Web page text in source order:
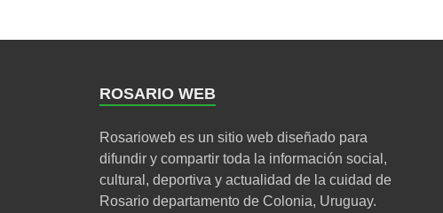
ROSARIO WEB
Rosarioweb es un sitio web diseñado para
difundir y compartir toda la información social,
cultural, deportiva y actualidad de la cuidad de
Rosario departamento de Colonia, Uruguay.